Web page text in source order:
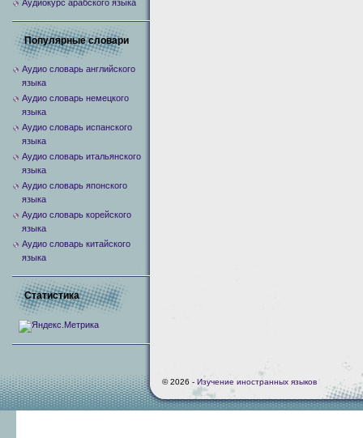
Аудиокурс арабского языка
Популярные словари
Аудио словарь английского
языка
Аудио словарь немецкого
языка
Аудио словарь испанского
языка
Аудио словарь итальянского
языка
Аудио словарь японского
языка
Аудио словарь корейского
языка
Аудио словарь китайского
языка
Статистика
© 2026 - Изучение иностранных языков